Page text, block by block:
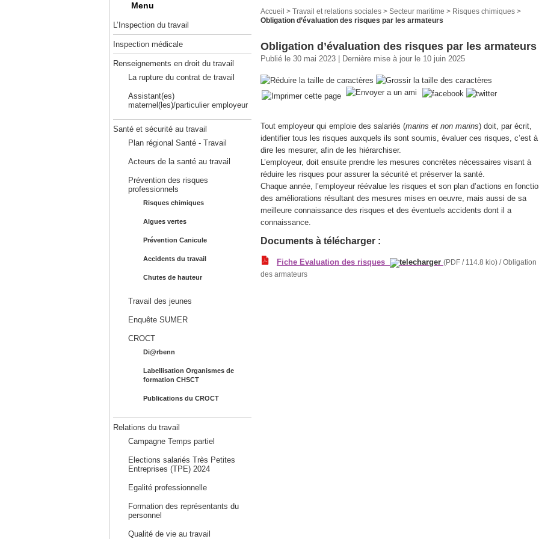
Menu
L’Inspection du travail
Inspection médicale
Renseignements en droit du travail
La rupture du contrat de travail
Assistant(es)
maternel(les)/particulier employeur
Santé et sécurité au travail
Plan régional Santé - Travail
Acteurs de la santé au travail
Prévention des risques
professionnels
Risques chimiques
Algues vertes
Prévention Canicule
Accidents du travail
Chutes de hauteur
Travail des jeunes
Enquête SUMER
CROCT
Di@rbenn
Labellisation Organismes de
formation CHSCT
Publications du CROCT
Relations du travail
Campagne Temps partiel
Elections salariés Très Petites
Entreprises (TPE) 2024
Egalité professionnelle
Formation des représentants du
personnel
Qualité de vie au travail
Accueil > Travail et relations sociales > Secteur maritime > Risques chimiques >
Obligation d’évaluation des risques par les armateurs
Obligation d’évaluation des risques par les armateurs
Publié le 30 mai 2023 | Dernière mise à jour le 10 juin 2025
Tout employeur qui emploie des salariés (marins et non marins) doit, par écrit,
identifier tous les risques auxquels ils sont soumis, évaluer ces risques, c’est à
dire les mesurer, afin de les hiérarchiser.
L’employeur, doit ensuite prendre les mesures concrètes nécessaires visant à
réduire les risques pour assurer la sécurité et préserver la santé.
Chaque année, l’employeur réévalue les risques et son plan d’actions en
des améliorations résultant des mesures mises en oeuvre, mais aussi de sa
meilleure connaissance des risques et des éventuels accidents dont il a
connaissance.
Documents à télécharger :
Fiche Evaluation des risques
(PDF / 114.8 kio) / Obligation
des armateurs